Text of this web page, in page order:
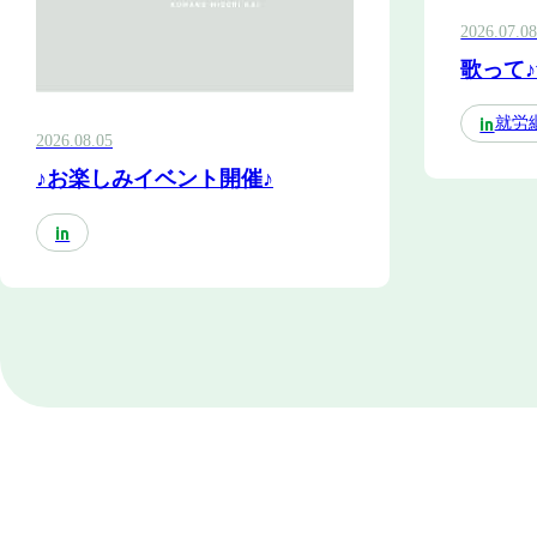
♪お楽しみイベント開催♪
2026.08.05
in
歌って
2026.07.08
in就労